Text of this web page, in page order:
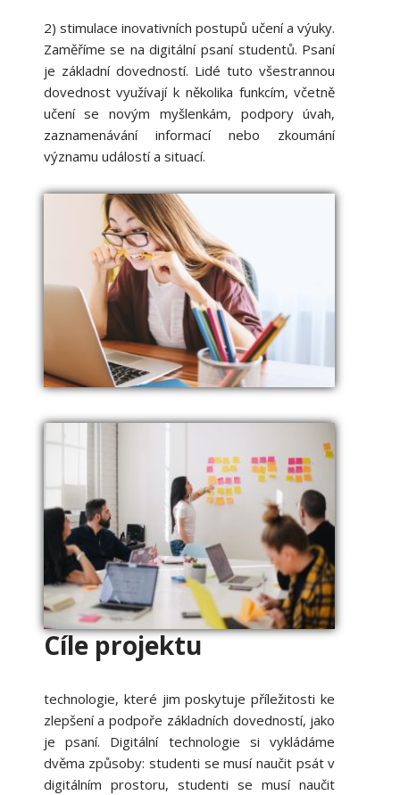
2) stimulace inovativních postupů učení a výuky.
Zaměříme se na digitální psaní studentů. Psaní
je základní dovedností. Lidé tuto všestrannou
dovednost využívají k několika funkcím, včetně
učení se novým myšlenkám, podpory úvah,
zaznamenávání informací nebo zkoumání
významu událostí a situací.
Cíle projektu
technologie, které jim poskytuje příležitosti ke
zlepšení a podpoře základních dovedností, jako
je psaní. Digitální technologie si vykládáme
dvěma způsoby: studenti se musí naučit psát v
digitálním prostoru, studenti se musí naučit